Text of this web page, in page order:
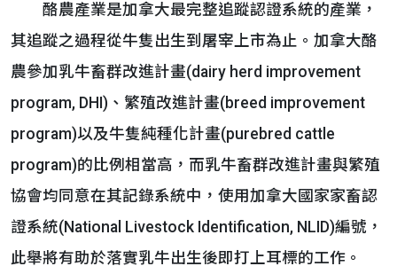
酪農產業是加拿大最完整追蹤認證系統的產業，
其追蹤之過程從牛隻出生到屠宰上市為止。加拿大酪
農參加乳牛畜群改進計畫(dairy herd improvement
program, DHI)、繁殖改進計畫(breed improvement
program)以及牛隻純種化計畫(purebred cattle
program)的比例相當高，而乳牛畜群改進計畫與繁殖
協會均同意在其記錄系統中，使用加拿大國家家畜認
證系統(National Livestock Identification, NLID)編號，
此舉將有助於落實乳牛出生後即打上耳標的工作。